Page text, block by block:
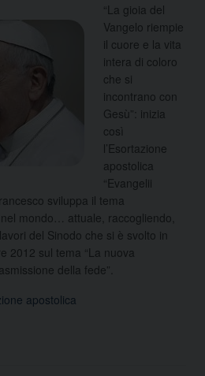
“La gioia del
Vangelo riempie
il cuore e la vita
intera di coloro
che si
incontrano con
Gesù”: inizia
così
l’Esortazione
apostolica
“Evangelii
sviluppa il tema
mondo…
attuale, raccogliendo,
del Sinodo che si è svolto in
2012 sul tema “La nuova
della fede”.
apostolica